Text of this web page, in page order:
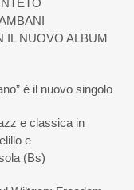
IL NUOVO ALBUM
è il nuovo singolo
e classica in
e
(Bs)